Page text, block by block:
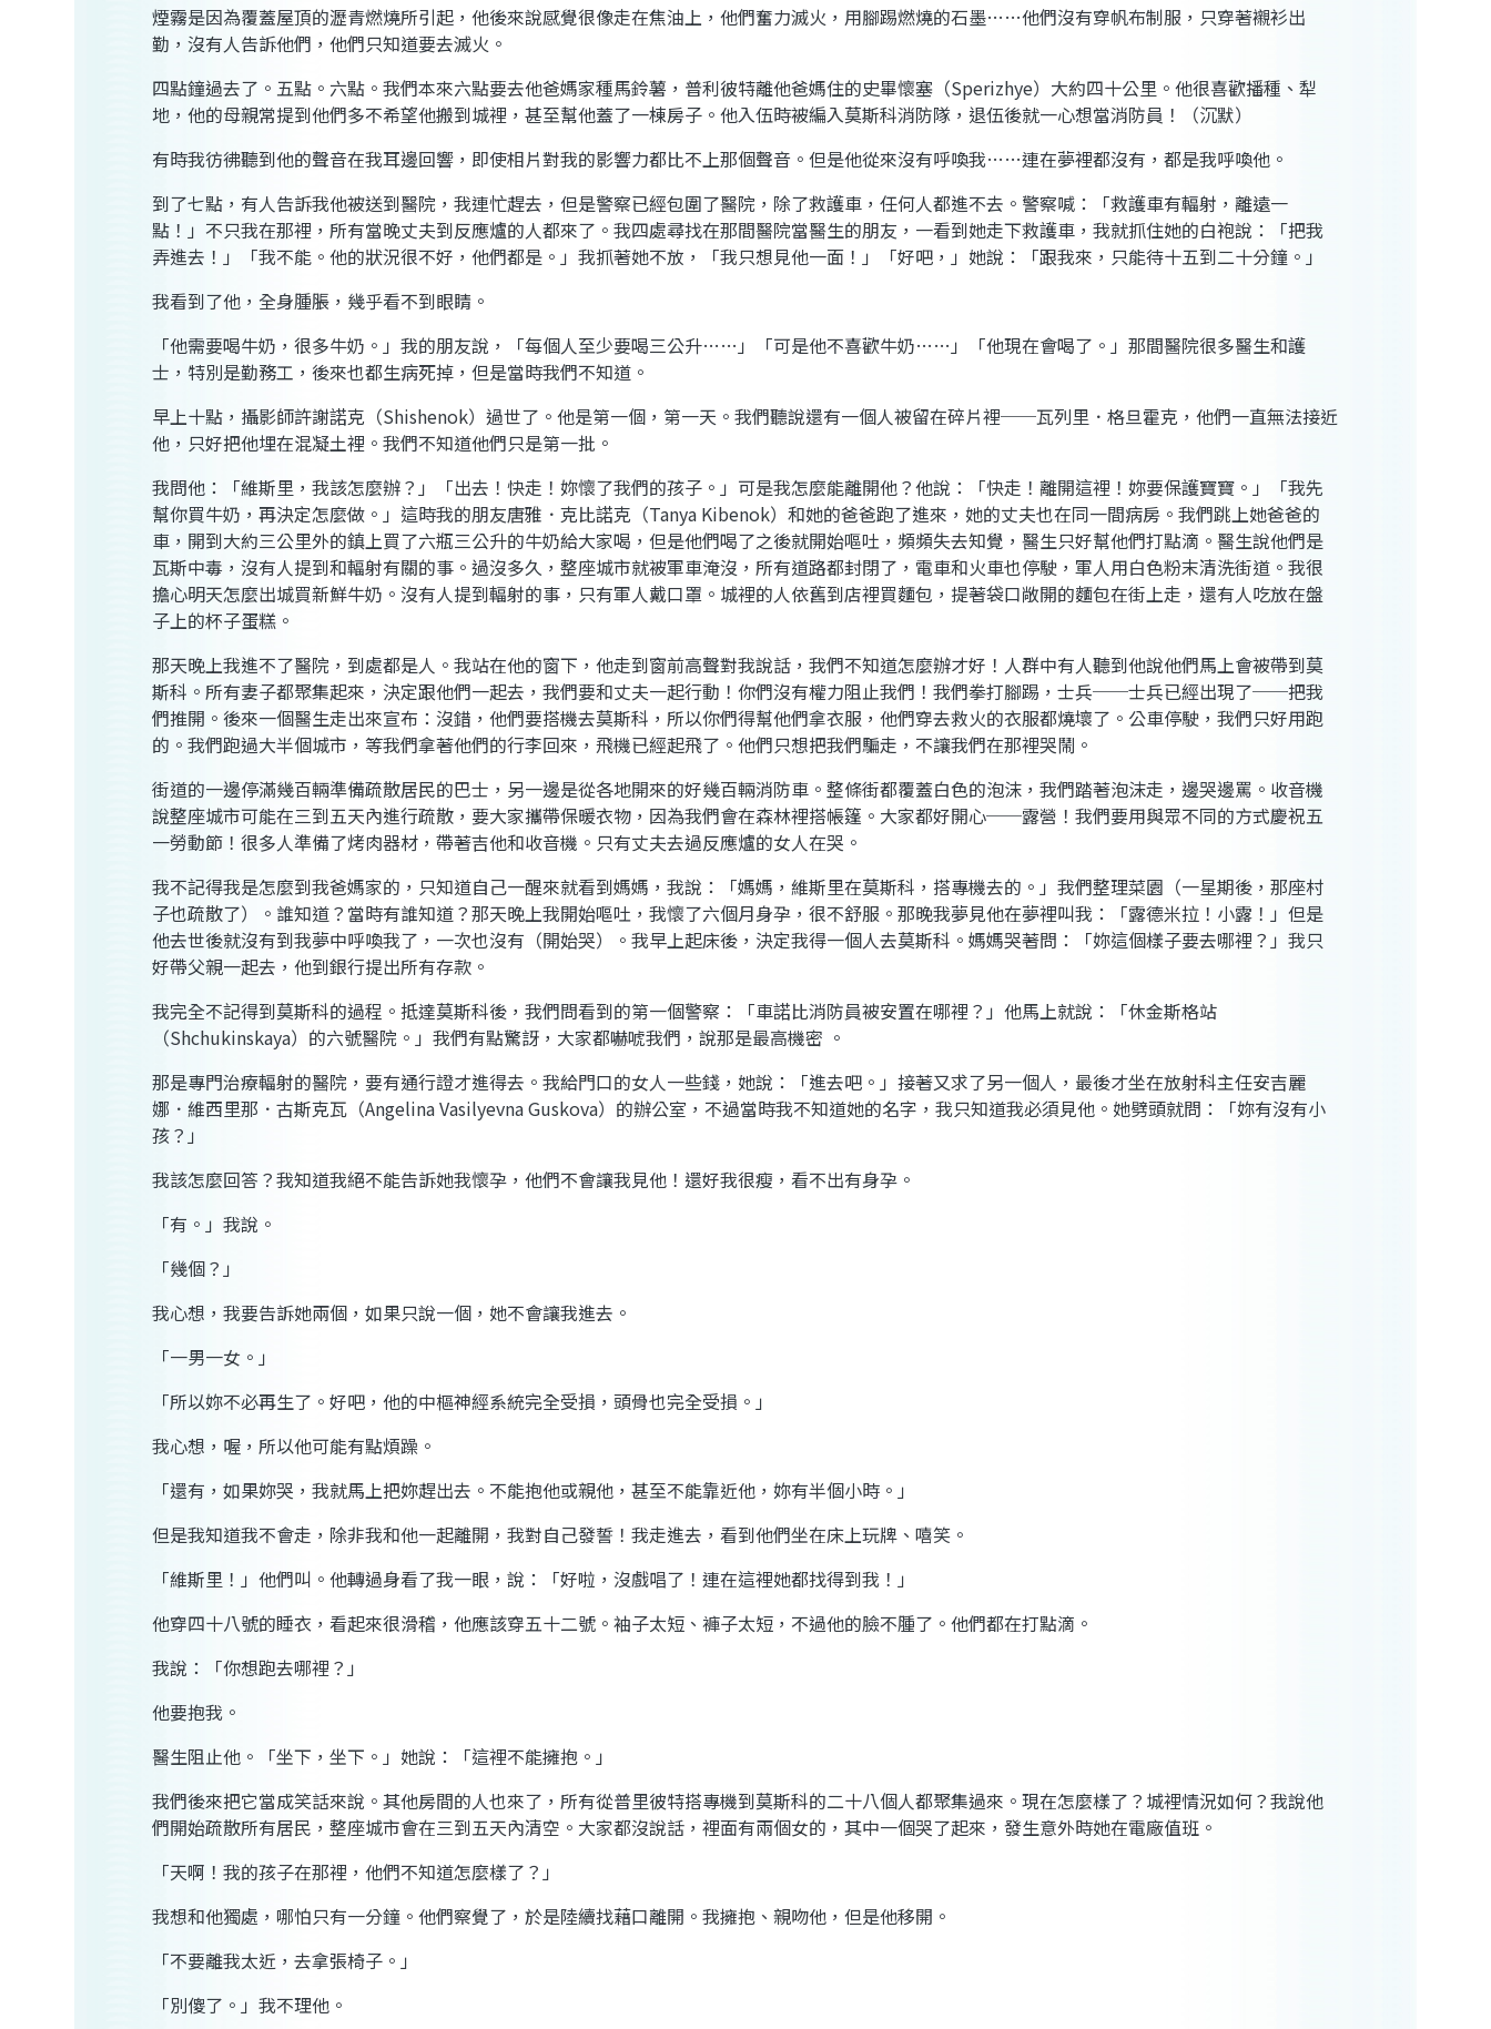
煙霧是因為覆蓋屋頂的瀝青燃燒所引起，他後來說感覺很像走在焦油上，他們奮力滅火，用腳踢燃燒的石墨……他們沒有穿帆布制服，只穿著襯衫出
勤，沒有人告訴他們，他們只知道要去滅火。
四點鐘過去了。五點。六點。我們本來六點要去他爸媽家種馬鈴薯，普利彼特離他爸媽住的史畢懷塞（Sperizhye）大約四十公里。他很喜歡播種、犁
地，他的母親常提到他們多不希望他搬到城裡，甚至幫他蓋了一棟房子。他入伍時被編入莫斯科消防隊，退伍後就一心想當消防員！（沉默）
有時我彷彿聽到他的聲音在我耳邊回響，即使相片對我的影響力都比不上那個聲音。但是他從來沒有呼喚我……連在夢裡都沒有，都是我呼喚他。
到了七點，有人告訴我他被送到醫院，我連忙趕去，但是警察已經包圍了醫院，除了救護車，任何人都進不去。警察喊：「救護車有輻射，離遠一
點！」不只我在那裡，所有當晚丈夫到反應爐的人都來了。我四處尋找在那間醫院當醫生的朋友，一看到她走下救護車，我就抓住她的白袍說：「把我
弄進去！」「我不能。他的狀況很不好，他們都是。」我抓著她不放，「我只想見他一面！」「好吧，」她說：「跟我來，只能待十五到二十分鐘。」
我看到了他，全身腫脹，幾乎看不到眼睛。
「他需要喝牛奶，很多牛奶。」我的朋友說，「每個人至少要喝三公升……」「可是他不喜歡牛奶……」「他現在會喝了。」那間醫院很多醫生和護
士，特別是勤務工，後來也都生病死掉，但是當時我們不知道。
早上十點，攝影師許謝諾克（Shishenok）過世了。他是第一個，第一天。我們聽說還有一個人被留在碎片裡──瓦列里．格旦霍克，他們一直無法接近
他，只好把他埋在混凝土裡。我們不知道他們只是第一批。
我問他：「維斯里，我該怎麼辦？」「出去！快走！妳懷了我們的孩子。」可是我怎麼能離開他？他說：「快走！離開這裡！妳要保護寶寶。」「我先
幫你買牛奶，再決定怎麼做。」這時我的朋友唐雅．克比諾克（Tanya Kibenok）和她的爸爸跑了進來，她的丈夫也在同一間病房。我們跳上她爸爸的
車，開到大約三公里外的鎮上買了六瓶三公升的牛奶給大家喝，但是他們喝了之後就開始嘔吐，頻頻失去知覺，醫生只好幫他們打點滴。醫生說他們是
瓦斯中毒，沒有人提到和輻射有關的事。過沒多久，整座城市就被軍車淹沒，所有道路都封閉了，電車和火車也停駛，軍人用白色粉末清洗街道。我很
擔心明天怎麼出城買新鮮牛奶。沒有人提到輻射的事，只有軍人戴口罩。城裡的人依舊到店裡買麵包，提著袋口敞開的麵包在街上走，還有人吃放在盤
子上的杯子蛋糕。
那天晚上我進不了醫院，到處都是人。我站在他的窗下，他走到窗前高聲對我說話，我們不知道怎麼辦才好！人群中有人聽到他說他們馬上會被帶到莫
斯科。所有妻子都聚集起來，決定跟他們一起去，我們要和丈夫一起行動！你們沒有權力阻止我們！我們拳打腳踢，士兵──士兵已經出現了──把我
們推開。後來一個醫生走出來宣布：沒錯，他們要搭機去莫斯科，所以你們得幫他們拿衣服，他們穿去救火的衣服都燒壞了。公車停駛，我們只好用跑
的。我們跑過大半個城市，等我們拿著他們的行李回來，飛機已經起飛了。他們只想把我們騙走，不讓我們在那裡哭鬧。
街道的一邊停滿幾百輛準備疏散居民的巴士，另一邊是從各地開來的好幾百輛消防車。整條街都覆蓋白色的泡沫，我們踏著泡沫走，邊哭邊罵。收音機
說整座城市可能在三到五天內進行疏散，要大家攜帶保暖衣物，因為我們會在森林裡搭帳篷。大家都好開心──露營！我們要用與眾不同的方式慶祝五
一勞動節！很多人準備了烤肉器材，帶著吉他和收音機。只有丈夫去過反應爐的女人在哭。
我不記得我是怎麼到我爸媽家的，只知道自己一醒來就看到媽媽，我說：「媽媽，維斯里在莫斯科，搭專機去的。」我們整理菜園（一星期後，那座村
子也疏散了）。誰知道？當時有誰知道？那天晚上我開始嘔吐，我懷了六個月身孕，很不舒服。那晚我夢見他在夢裡叫我：「露德米拉！小露！」但是
他去世後就沒有到我夢中呼喚我了，一次也沒有（開始哭）。我早上起床後，決定我得一個人去莫斯科。媽媽哭著問：「妳這個樣子要去哪裡？」我只
好帶父親一起去，他到銀行提出所有存款。
我完全不記得到莫斯科的過程。抵達莫斯科後，我們問看到的第一個警察：「車諾比消防員被安置在哪裡？」他馬上就說：「休金斯格站
（Shchukinskaya）的六號醫院。」我們有點驚訝，大家都嚇唬我們，說那是最高機密 。
那是專門治療輻射的醫院，要有通行證才進得去。我給門口的女人一些錢，她說：「進去吧。」接著又求了另一個人，最後才坐在放射科主任安吉麗
娜．維西里那．古斯克瓦（Angelina Vasilyevna Guskova）的辦公室，不過當時我不知道她的名字，我只知道我必須見他。她劈頭就問：「妳有沒有小
孩？」
我該怎麼回答？我知道我絕不能告訴她我懷孕，他們不會讓我見他！還好我很瘦，看不出有身孕。
「有。」我說。
「幾個？」
我心想，我要告訴她兩個，如果只說一個，她不會讓我進去。
「一男一女。」
「所以妳不必再生了。好吧，他的中樞神經系統完全受損，頭骨也完全受損。」
我心想，喔，所以他可能有點煩躁。
「還有，如果妳哭，我就馬上把妳趕出去。不能抱他或親他，甚至不能靠近他，妳有半個小時。」
但是我知道我不會走，除非我和他一起離開，我對自己發誓！我走進去，看到他們坐在床上玩牌、嘻笑。
「維斯里！」他們叫。他轉過身看了我一眼，說：「好啦，沒戲唱了！連在這裡她都找得到我！」
他穿四十八號的睡衣，看起來很滑稽，他應該穿五十二號。袖子太短、褲子太短，不過他的臉不腫了。他們都在打點滴。
我說：「你想跑去哪裡？」
他要抱我。
醫生阻止他。「坐下，坐下。」她說：「這裡不能擁抱。」
我們後來把它當成笑話來說。其他房間的人也來了，所有從普里彼特搭專機到莫斯科的二十八個人都聚集過來。現在怎麼樣了？城裡情況如何？我說他
們開始疏散所有居民，整座城市會在三到五天內清空。大家都沒說話，裡面有兩個女的，其中一個哭了起來，發生意外時她在電廠值班。
「天啊！我的孩子在那裡，他們不知道怎麼樣了？」
我想和他獨處，哪怕只有一分鐘。他們察覺了，於是陸續找藉口離開。我擁抱、親吻他，但是他移開。
「不要離我太近，去拿張椅子。」
「別傻了。」我不理他。